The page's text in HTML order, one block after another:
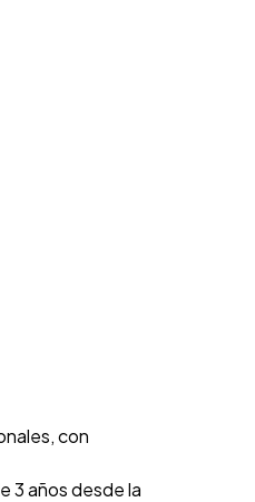
con
3 años desde la